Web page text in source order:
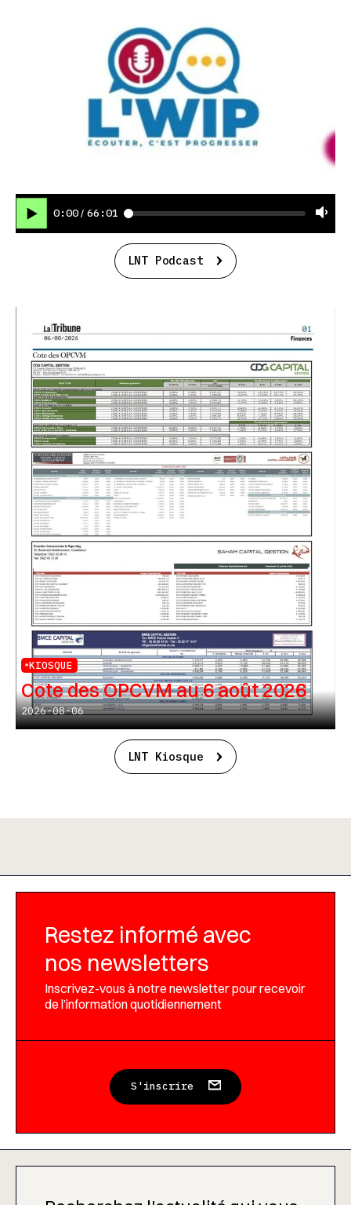
0:00 / 66:01
LNT Podcast
KIOSQUE
Cote des OPCVM au 6 août 2026
2026-08-06
LNT Kiosque
Restez informé avec
nos newsletters
Inscrivez-vous à notre newsletter pour recevoir
de l’information quotidiennement
S'inscrire